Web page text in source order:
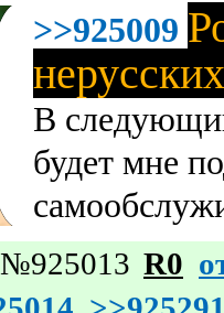
>>925009
В
будет мне
R0